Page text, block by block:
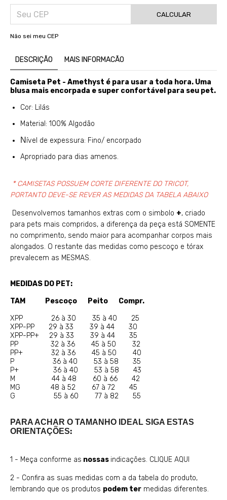
CALCULAR
Não sei meu CEP
DESCRIÇÃO MAIS INFORMACÃO
Camiseta Pet - Amethyst é para usar a toda hora. Uma
blusa mais encorpada e super confortável para seu pet.
Cor: Lilás
Material: 100% Algodão
N ível de expessura: Fino/ encorpado
Apropriado para dias amenos.
* CAMISETAS POSSUEM CORTE DIFERENTE DO TRICOT,
PORTANTO DEVE-SE REVER AS MEDIDAS DA TABELA ABAIXO
Desenvolvemos tamanhos extras com o simbolo +, criado
para pets mais compridos, a diferença da peça está SOMENTE
no comprimento, sendo maior para acompanhar corpos mais
alongados. O restante das medidas como pescoço e tórax
prevalecem as MESMAS.
MEDIDAS DO PET:
TAM Pescoço Peito Compr.
XPP 26 à 30 35 à 40 25
XPP-PP 29 à 33 39 à 44 30
XPP-PP+ 29 à 33 39 à 44 35
PP 32 à 36 45 à 50 32
PP+ 32 à 36 45 à 50 40
P 36 à 40 53 à 58 35
P+ 36 à 40 53 à 58 43
M 44 à 48 60 à 66 42
MG 48 à 52 67 à 72 45
G 55 à 60 77 à 82 55
PARA ACHAR O TAMANHO IDEAL SIGA ESTAS
ORIENTAÇÕES:
1 - Meça conforme as nossas indicações. CLIQUE AQUI
2 - Confira as suas medidas com a da tabela do produto,
lembrando que os produtos podem ter medidas diferentes.